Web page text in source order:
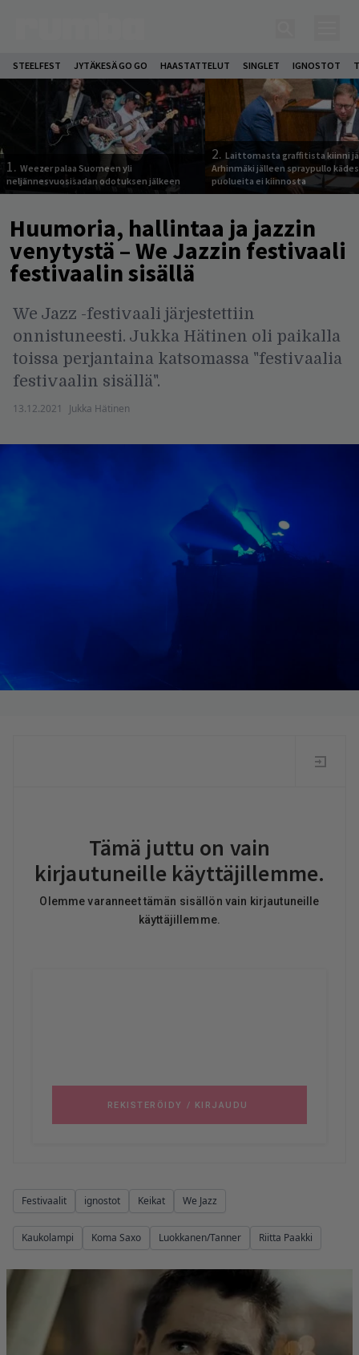
STEELFEST JYTÄKESÄ GO GO HAASTATTELUT SINGLET IGNOSTOT
1. Weezer palaa Suomeen yli
neljännesvuosisadan odotuksen jälkeen
2. Laittomasta graffitista kiinni
Arhinmäki jälleen spraypullo
puolueita ei kiinnosta
Huumoria, hallintaa ja jazzin
venytystä – We Jazzin festivaali
festivaalin sisällä
We Jazz -festivaali järjestettiin
onnistuneesti. Jukka Hätinen oli paikalla
toissa perjantaina katsomassa "festivaalia
festivaalin sisällä".
13.12.2021 Jukka Hätinen
Festivaalit ignostot Keikat We Jazz
Kaukolampi Koma Saxo Luokkanen/Tanner Riitta Paakki